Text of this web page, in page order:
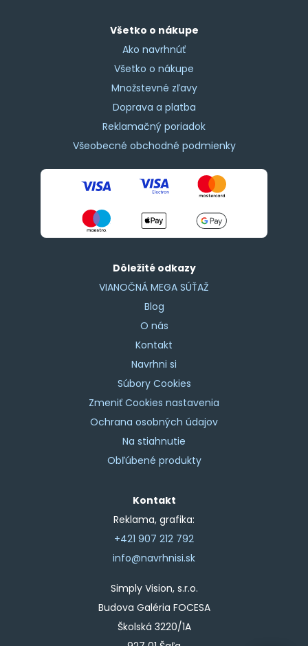
Všetko o nákupe
Ako navrhnúť
Všetko o nákupe
Množstevné zľavy
Doprava a platba
Reklamačný poriadok
Všeobecné obchodné podmienky
Dôležité odkazy
VIANOČNÁ MEGA SÚŤAŽ
Blog
O nás
Kontakt
Navrhni si
Súbory Cookies
Zmeniť Cookies nastavenia
Ochrana osobných údajov
Na stiahnutie
Obľúbené produkty
Kontakt
Reklama, grafika:
+421 907 212 792
info@navrhnisi.sk
Simply Vision, s.r.o.
Budova Galéria FOCESA
Školská 3220/1A